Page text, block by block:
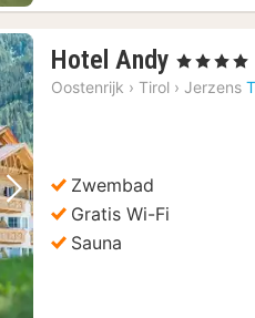
Volgende foto
Hotel Andy 1
nacht
, 4 Sterren
Oostenrijk › Tirol › Jerzens
Zwembad
Gratis Wi-Fi
Sauna